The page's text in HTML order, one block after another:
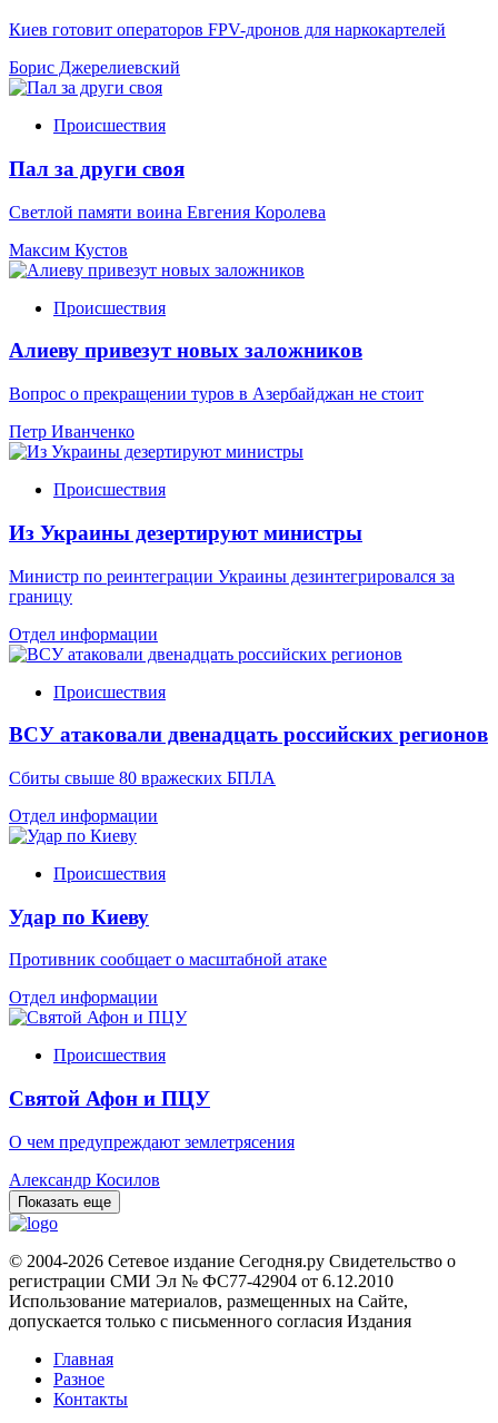
Киев готовит операторов FPV-дронов для наркокартелей
Борис Джерелиевский
Происшествия
Пал за други своя
Светлой памяти воина Евгения Королева
Максим Кустов
Происшествия
Алиеву привезут новых заложников
Вопрос о прекращении туров в Азербайджан не стоит
Петр Иванченко
Происшествия
Из Украины дезертируют министры
Министр по реинтеграции Украины дезинтегрировался за
границу
Отдел информации
Происшествия
ВСУ атаковали двенадцать российских регионов
Сбиты свыше 80 вражеских БПЛА
Отдел информации
Происшествия
Удар по Киеву
Противник сообщает о масштабной атаке
Отдел информации
Происшествия
Святой Афон и ПЦУ
О чем предупреждают землетрясения
Александр Косилов
Показать еще
© 2004-2026 Сетевое издание Сегодня.ру Свидетельство о
регистрации СМИ Эл № ФС77-42904 от 6.12.2010
Использование материалов, размещенных на Сайте,
допускается только с письменного согласия Издания
Главная
Разное
Контакты